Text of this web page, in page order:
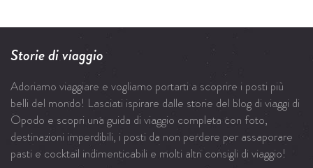
Storie di viaggio
Adoriamo viaggiare e vogliamo portarti a scoprire i posti più
belli del mondo! Lasciati ispirare dalle storie del blog di viaggi di
Opodo e scopri una guida di viaggio completa con foto,
destinazioni imperdibili, i posti da non perdere per assaporare
pasti e cocktail indimenticabili e molti altri consigli di viaggio!